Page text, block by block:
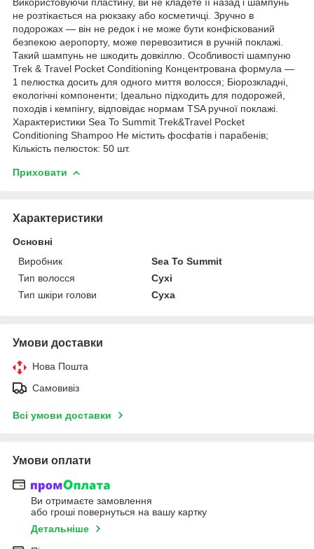
не розтікається на рюкзаку або косметичці. Зручно в
подорожах — він не редок і не може бути конфіскований
безпекою аеропорту, може перевозитися в ручній поклажі.
Такий шампунь не шкодить довкіллю. Особливості шампуню
Trek & Travel Pocket Conditioning Концентрована формула —
1 пелюстка досить для одного миття волосся; Біорозкладні,
екологічні компоненти; Ідеально підходить для подорожей,
походів і кемпінгу, відповідає нормам TSA ручної поклажі.
Характеристики Sea To Summit Trek&Travel Pocket
Conditioning Shampoo Не містить фосфатів і парабенів;
Кількість пелюсток: 50 шт.
Приховати
Характеристики
Основні
Виробник
Sea To Summit
Тип волосся
Сухі
Тип шкіри голови
Суха
Умови доставки
Нова Пошта
Самовивіз
Всі умови доставки
Умови оплати
Ви отримаєте замовлення
або гроші повернуться на вашу картку
Детальніше